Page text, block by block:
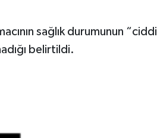
sağlık durumunun “ciddi
belirtildi.